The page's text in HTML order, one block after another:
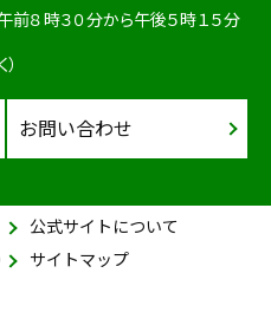
８時３０分から午後５時１５分
お問い合わせ
公式サイトについて
サイトマップ